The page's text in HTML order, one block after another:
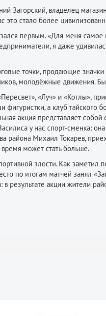
Загорский, владелец
стало более
первым. «Для меня самое
я даже
точки, продающие
молодёжные движения.
«Луч» и «Котлы»,
а клуб тайского
акция представляет
у нас спорт-сменка:
района Михаил Токарев,
может стать больше.
злости. Как заметил
по итогам матчей занял
результате акции жители